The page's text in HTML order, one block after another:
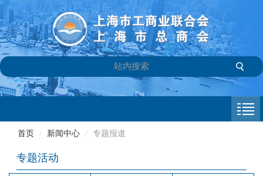
商会介绍
首页 / 新闻中心 / 专题报道
专题活动